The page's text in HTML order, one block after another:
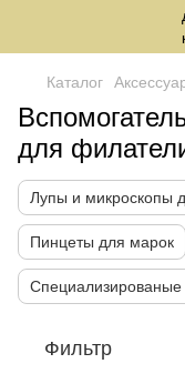
Каталог
для
Лупы и микроскопы
Пинцеты для марок
Фильтр